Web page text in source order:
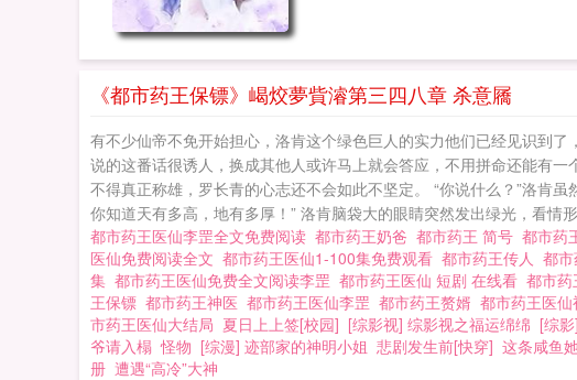
《都市药王保镖》嵑烄夢貲濬第三四八章 杀意屩
有不少仙帝不免开始担心，洛肯这个绿色巨人的实力他们已经见识到
说的这番话很诱人，换成其他人或许马上就会答应，不用拼命还能有
不得真正称雄，罗长青的心志还不会如此不坚定。 “你说什么？”洛肯
你知道天有多高，地有多厚！” 洛肯脑袋大的眼睛突然发出绿光，看情
都市药王医仙李罡全文免费阅读 都市药王奶爸 都市药王 简号 都市药
医仙免费阅读全文 都市药王医仙1-100集免费观看 都市药王传人 都
集 都市药王医仙免费全文阅读李罡 都市药王医仙 短剧 在线看 都市
王保镖 都市药王神医 都市药王医仙李罡 都市药王赘婿 都市药王医
市药王医仙大结局 夏日上上签[校园] [综影视] 综影视之福运绵绵 [综
爷请入榻 怪物 [综漫] 迹部家的神明小姐 悲剧发生前[快穿] 这条咸鱼
册 遭遇“高冷”大神